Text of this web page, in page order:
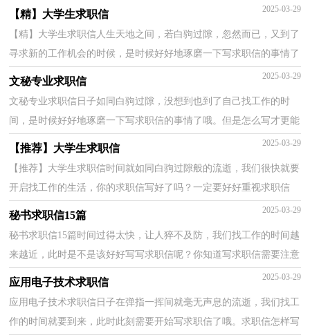
求职信喔！下面是小编为大家整理的网页编辑求职信，供...
【精】大学生求职信 2025-03-29
【精】大学生求职信人生天地之间，若白驹过隙，忽然而已，又到了
寻求新的工作机会的时候，是时候好好地琢磨一下写求职信的事情了
哦。那么优秀的求职信都是怎么写的呢？以下是小编为大...
文秘专业求职信 2025-03-29
文秘专业求职信日子如同白驹过隙，没想到也到了自己找工作的时
间，是时候好好地琢磨一下写求职信的事情了哦。但是怎么写才更能
吸引眼球呢？下面是小编精心整理的文秘专业求职信，欢...
【推荐】大学生求职信 2025-03-29
【推荐】大学生求职信时间就如同白驹过隙般的流逝，我们很快就要
开启找工作的生活，你的求职信写好了吗？一定要好好重视求职信
喔！以下是小编整理的大学生求职信，仅供参考，希望能够帮...
秘书求职信15篇 2025-03-29
秘书求职信15篇时间过得太快，让人猝不及防，我们找工作的时间越
来越近，此时是不是该好好写写求职信呢？你知道写求职信需要注意
哪些问题吗？以下是小编帮大家整理的秘书求职信，仅供参...
应用电子技术求职信 2025-03-29
应用电子技术求职信日子在弹指一挥间就毫无声息的流逝，我们找工
作的时间就要到来，此时此刻需要开始写求职信了哦。求职信怎样写